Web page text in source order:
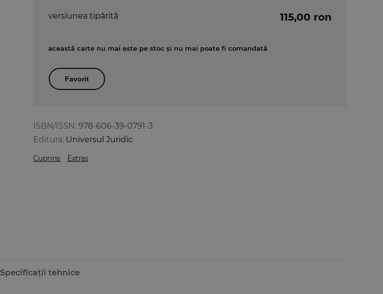
ISBN/ISSN: 978-606-39-0791-3
Editura: Universul Juridic
Cuprins Extras
versiunea tipărită 115,00 ron
această carte nu mai este pe stoc și nu mai poate fi comandată
Favorit
Specificații tehnice